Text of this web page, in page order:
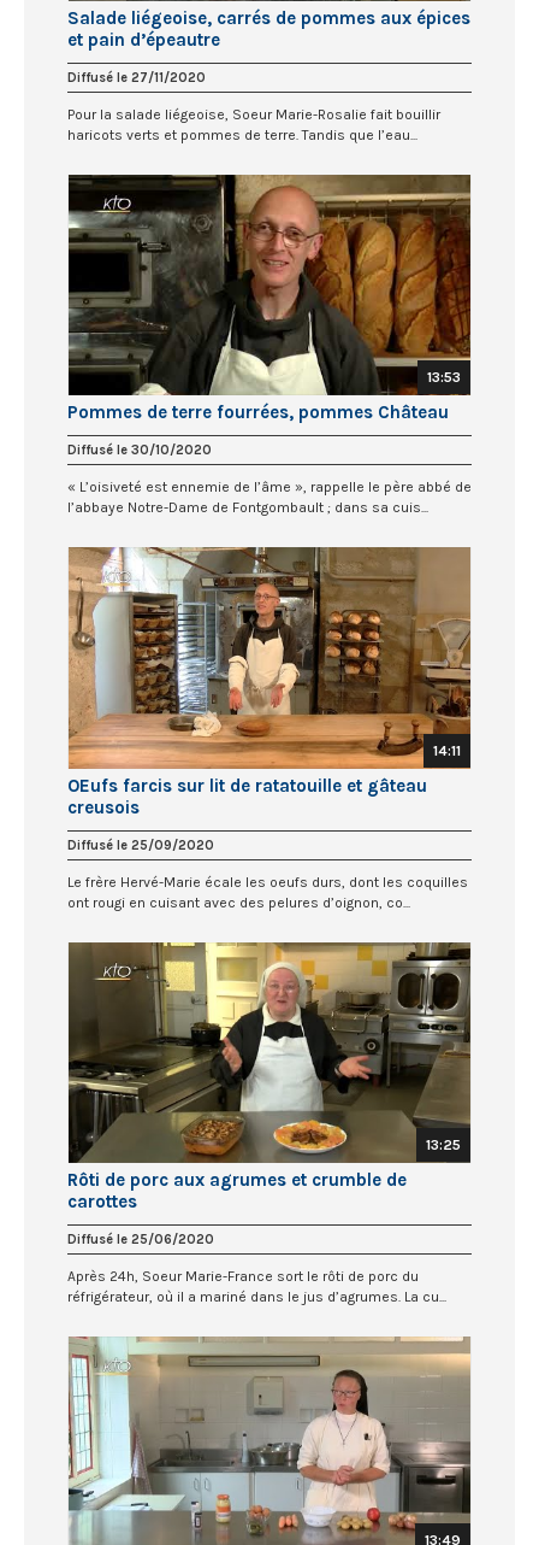
Salade liégeoise, carrés de pommes aux épices
et pain d’épeautre
Diffusé le 27/11/2020
Pour la salade liégeoise, Soeur Marie-Rosalie fait bouillir
haricots verts et pommes de terre. Tandis que l’eau...
13:53
Pommes de terre fourrées, pommes Château
Diffusé le 30/10/2020
« L’oisiveté est ennemie de l’âme », rappelle le père abbé de
l’abbaye Notre-Dame de Fontgombault ; dans sa cuis...
14:11
OEufs farcis sur lit de ratatouille et gâteau
creusois
Diffusé le 25/09/2020
Le frère Hervé-Marie écale les oeufs durs, dont les coquilles
ont rougi en cuisant avec des pelures d’oignon, co...
13:25
Rôti de porc aux agrumes et crumble de
carottes
Diffusé le 25/06/2020
Après 24h, Soeur Marie-France sort le rôti de porc du
réfrigérateur, où il a mariné dans le jus d’agrumes. La cu...
13:49